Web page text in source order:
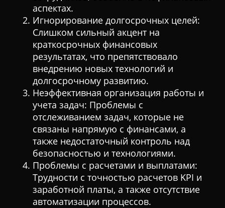
аспектах.
Игнорирование долгосрочных целей:
Слишком сильный акцент на
краткосрочных финансовых
результатах, что препятствовало
внедрению новых технологий и
долгосрочному развитию.
Неэффективная организация работы и
учета задач: Проблемы с
отслеживанием задач, которые не
связаны напрямую с финансами, а
также недостаточный контроль над
безопасностью и технологиями.
Проблемы с расчетами и выплатами:
Трудности с точностью расчетов KPI и
заработной платы, а также отсутствие
автоматизации процессов.